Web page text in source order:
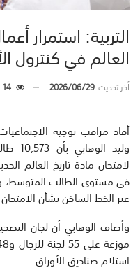
التربية: استمرار
العالم في كنترول
أخر تحديث2026/06/29
14
أفاد مراقب توجيه
وليد
لامتحان مادة تاريخ العالم
في مستوى الطالب المتوسط،
عبر الخط الساخن بشأن الامتحان
استلام صناديق الأوراق.